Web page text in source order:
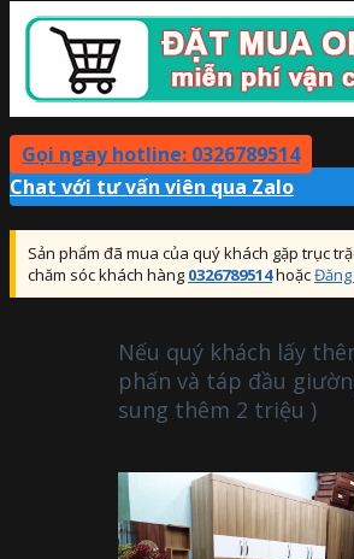
Gọi ngay hotline: 0326789514
Chat với tư vấn viên qua Zalo
Sản phẩm đã mua của quý khách gặp trục
chăm sóc khách hàng 0326789514hoặc
Nếu quý khách lấy
phấn và táp đầu
sung thêm 2 triệu )